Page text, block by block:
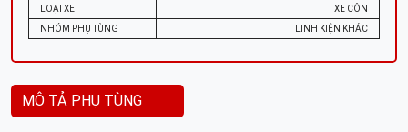
LOẠI XE
XE CÔN
NHÓM PHỤ TÙNG
LINH KIỆN KHÁC
MÔ TẢ PHỤ TÙNG